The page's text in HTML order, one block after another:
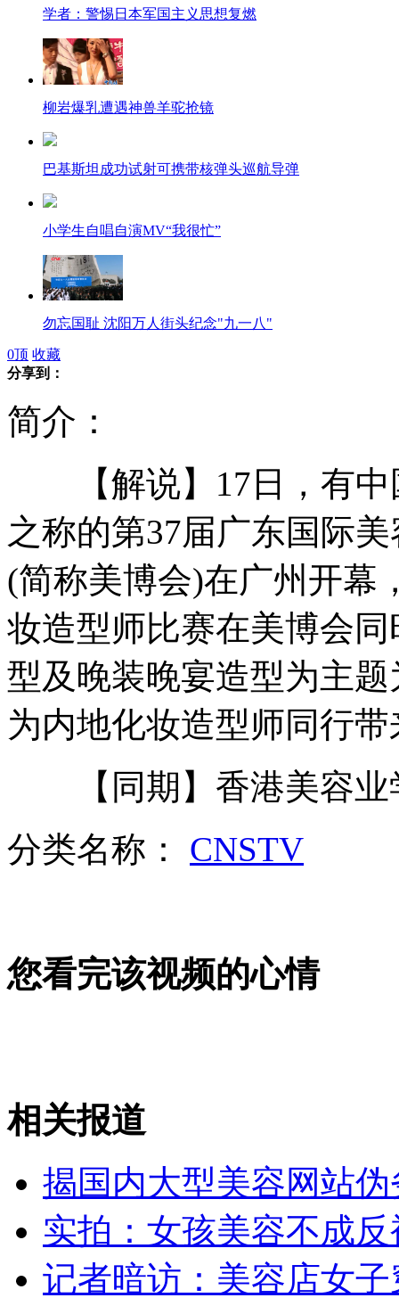
学者：警惕日本军国主义思想复燃
柳岩爆乳遭遇神兽羊驼抢镜
巴基斯坦成功试射可携带核弹头巡航导弹
小学生自唱自演MV“我很忙”
勿忘国耻 沈阳万人街头纪念"九一八"
11艘中国公务船驶入钓鱼岛海域
纽约机场两架飞机收到炸弹威胁
新闻背景：中美两国高层互访机制
坚决反对《美日安保条约》适用于钓鱼岛
抗议美国电影 女子发动自杀式爆炸
山西运城恶犬咬伤多人 警民合力深夜将其击毙
走！跟着总书记去植树
0顶 收藏
分享到：
简介：
【解说】17日，有中
之称的第37届广东国际
(简称美博会)在广州开幕
妆造型师比赛在美博会
型及晚装晚宴造型为主
为内地化妆造型师同行
【同期】香港美容业
分类名称： CNSTV
您看完该视频的心情
相关报道
揭国内大型美容网站
实拍：女孩美容不成
记者暗访：美容店女